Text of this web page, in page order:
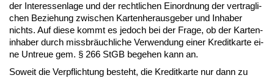
der In­ter­es­sen­la­ge und der recht­li­chen Ein­ord­nung der ver­trag­li­
chen Be­zie­hung zwi­schen Kar­ten­her­aus­ge­ber und In­ha­ber
nichts. Auf die­se kommt es je­doch bei der Fra­ge, ob der Kar­ten­
in­ha­ber durch miss­bräuch­li­che Ver­wen­dung ei­ner Kre­dit­kar­te ei­
ne Un­treue gem. § 266 StGB be­ge­hen kann an.
So­weit die Ver­pflich­tung be­steht, die Kre­dit­kar­te nur dann zu